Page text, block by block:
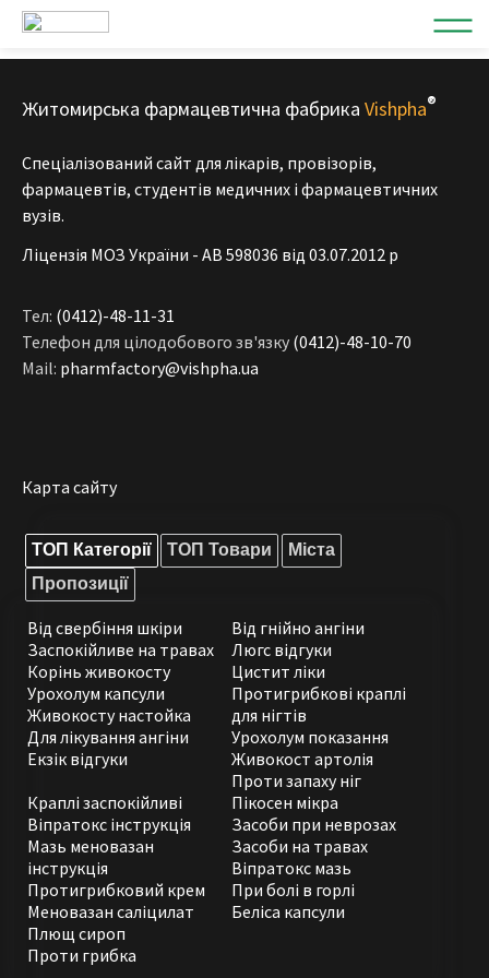
Житомирська фармацевтична фабрика Vishpha®
Спеціалізований сайт для лікарів, провізорів,
фармацевтів, студентів медичних і фармацевтичних
вузів.
Ліцензія МОЗ України - АВ 598036 від 03.07.2012 р
Тел: (0412)-48-11-31
Телефон для цілодобового зв'язку (0412)-48-10-70
Mail: pharmfactory@vishpha.ua
Карта сайту
ТОП Категорії ТОП Товари
Міста
Пропозиції
Від свербіння шкіри
Заспокійливе на травах
Корінь живокосту
Урохолум капсули
Живокосту настойка
Для лікування ангіни
Екзік відгуки
Від гнійно ангіни
Люгс відгуки
Цистит ліки
Протигрибкові краплі
для нігтів
Урохолум показання
Живокост артолія
Проти запаху ніг
Краплі заспокійливі
Віпратокс інструкція
Мазь меновазан
інструкція
Протигрибковий крем
Меновазан саліцилат
Плющ сироп
Проти грибка
Пікосен мікра
Засоби при неврозах
Засоби на травах
Віпратокс мазь
При болі в горлі
Беліса капсули